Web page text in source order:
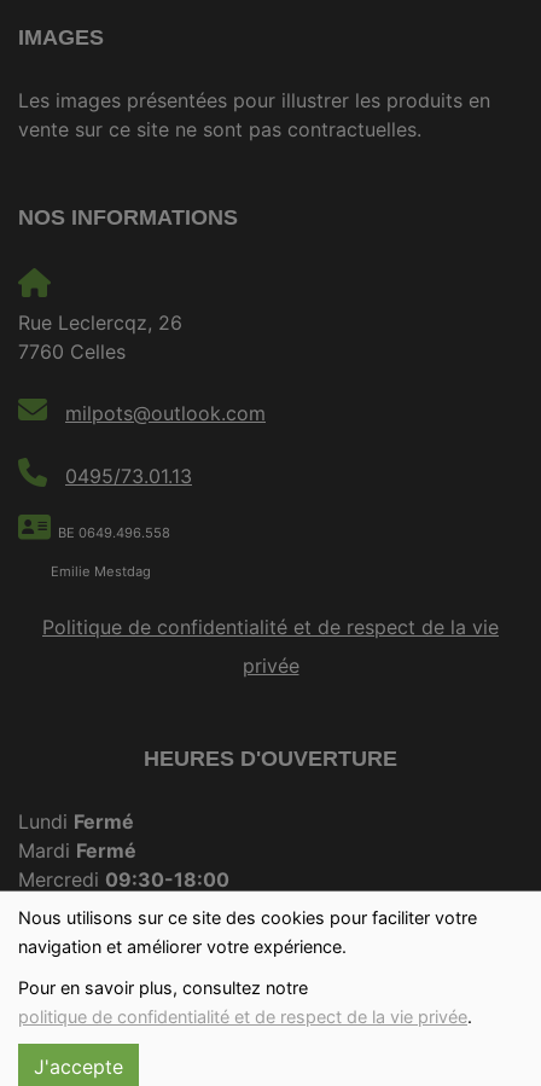
Nous utilisons sur ce site des cookies pour faciliter votre
navigation et améliorer votre expérience.
Pour en savoir plus, consultez notre
politique de confidentialité et de respect de la vie privée.
J'accepte
IMAGES
Les images présentées pour illustrer les produits en
vente sur ce site ne sont pas contractuelles.
NOS INFORMATIONS
Rue Leclercqz, 26
7760 Celles
milpots@outlook.com
0495/73.01.13
BE 0649.496.558
Emilie Mestdag
Politique de confidentialité et de respect de la vie
privée
HEURES D'OUVERTURE
Lundi Fermé
Mardi Fermé
Mercredi 09:30-18:00
JeudiFermé
Vendredi 09:30-18:00
Dimanche09:30-12:00